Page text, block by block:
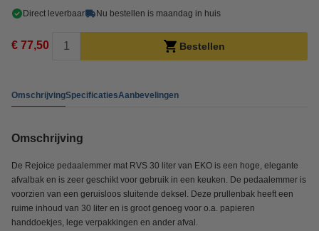
Direct leverbaar Nu bestellen is maandag in huis
€ 77,50 Bestellen
OmschrijvingSpecificatiesAanbevelingen
Omschrijving
De Rejoice pedaalemmer mat RVS 30 liter van EKO is een hoge, elegante
afvalbak en is zeer geschikt voor gebruik in een keuken. De pedaalemmer is
voorzien van een geruisloos sluitende deksel. Deze prullenbak heeft een
ruime inhoud van 30 liter en is groot genoeg voor o.a. papieren
handdoekjes, lege verpakkingen en ander afval.